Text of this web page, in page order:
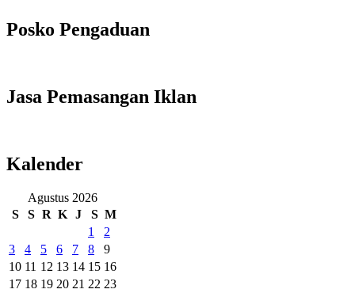
Posko Pengaduan
Jasa Pemasangan Iklan
Kalender
Agustus 2026
S
S R K J S M
1
2
3
4 5 6 7 8
9
10 11 12 13 14 15 16
17 18 19 20 21 22 23